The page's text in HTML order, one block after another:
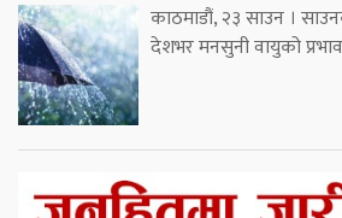
काठमाडौं, २३ साउन ।
देशभर मनसुनी वायुको